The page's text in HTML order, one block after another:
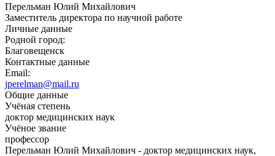
Перельман Юлий Михайлович
Заместитель директора по научной работе
Личные данные
Родной город:
Благовещенск
Контактные данные
Email:
jperelman@mail.ru
Общие данные
Учёная степень
доктор медицинских наук
Учёное звание
профессор
Перельман Юлий Михайлович - доктор медицинских наук,